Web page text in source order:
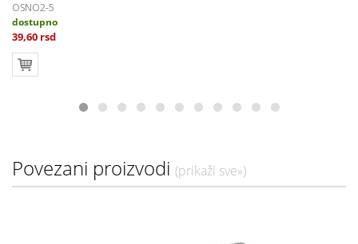
OSNO2-5
dostupno
39,60 rsd
Povezani proizvodi (prikaži sve»)